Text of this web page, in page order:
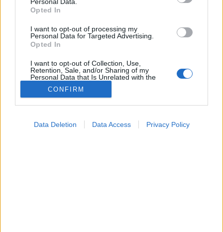
Personal Data.
Opted In
I want to opt-out of processing my
Personal Data for Targeted Advertising.
Opted In
I want to opt-out of Collection, Use,
Retention, Sale, and/or Sharing of my
Personal Data that Is Unrelated with the
Purposes for which it was collected.
Opted Out
CONFIRM
Data Deletion Data Access Privacy Policy
Lelki egészség
2026. január 17. 10:54